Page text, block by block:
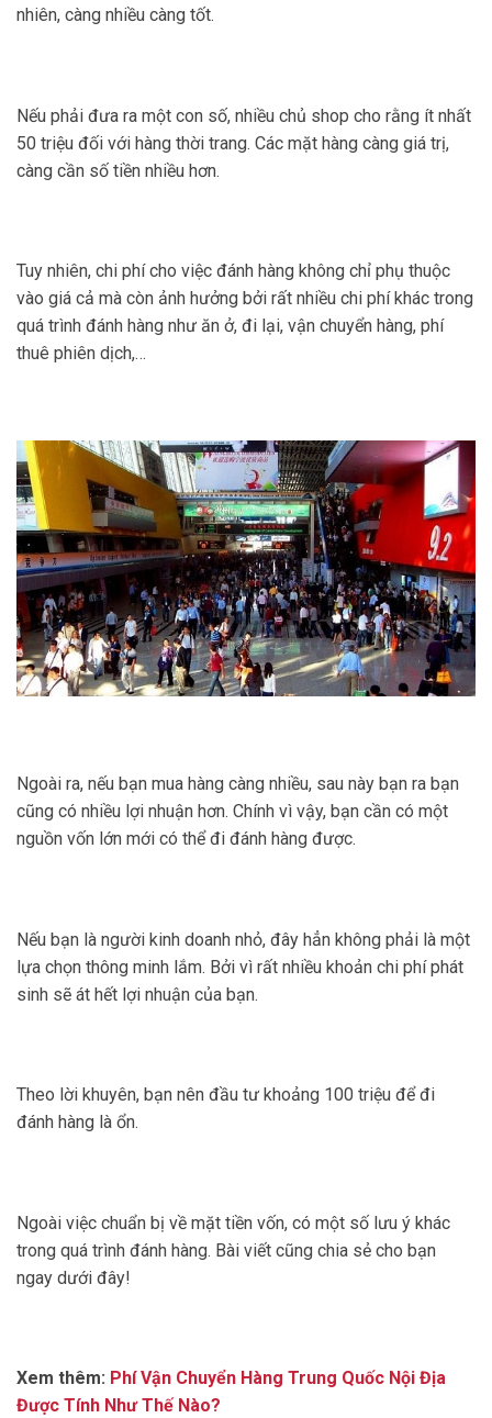
nhiên, càng nhiều càng tốt.
Nếu phải đưa ra một con số, nhiều chủ shop cho rằng ít nhất
50 triệu đối với hàng thời trang. Các mặt hàng càng giá trị,
càng cần số tiền nhiều hơn.
Tuy nhiên, chi phí cho việc đánh hàng không chỉ phụ thuộc
vào giá cả mà còn ảnh hưởng bởi rất nhiều chi phí khác trong
quá trình đánh hàng như ăn ở, đi lại, vận chuyển hàng, phí
thuê phiên dịch,…
Ngoài ra, nếu bạn mua hàng càng nhiều, sau này bạn ra bạn
cũng có nhiều lợi nhuận hơn. Chính vì vậy, bạn cần có một
nguồn vốn lớn mới có thể đi đánh hàng được.
Nếu bạn là người kinh doanh nhỏ, đây hẳn không phải là một
lựa chọn thông minh lắm. Bởi vì rất nhiều khoản chi phí phát
sinh sẽ át hết lợi nhuận của bạn.
Theo lời khuyên, bạn nên đầu tư khoảng 100 triệu để đi
đánh hàng là ổn.
Ngoài việc chuẩn bị về mặt tiền vốn, có một số lưu ý khác
trong quá trình đánh hàng. Bài viết cũng chia sẻ cho bạn
ngay dưới đây!
Xem thêm: Phí Vận Chuyển Hàng Trung Quốc Nội Địa
Được Tính Như Thế Nào?